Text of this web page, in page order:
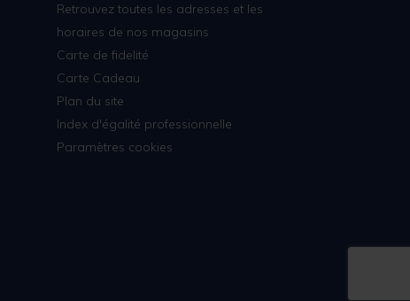
Retrouvez toutes les adresses et les
horaires de nos magasins
Carte de fidelité
Carte Cadeau
Plan du site
Index d'égalité professionnelle
Paramètres cookies